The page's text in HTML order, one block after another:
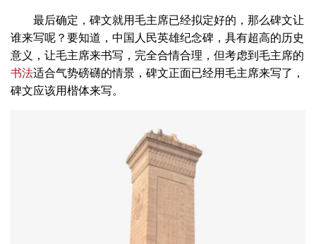
最后确定，碑文就用毛主席已经拟定好的，那么碑文让
谁来写呢？要知道，中国人民英雄纪念碑，具有超高的历史
意义，让毛主席来书写，完全合情合理，但考虑到毛主席的
书法适合气势磅礴的情景，碑文正面已经用毛主席来写了，
碑文应该用楷体来写。